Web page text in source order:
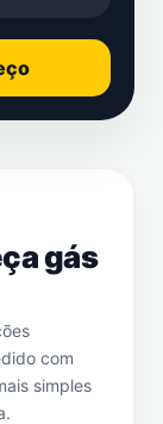
gás
com
simples
.